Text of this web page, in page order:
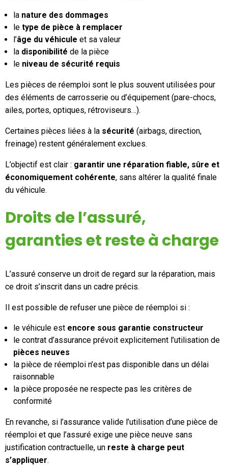
la nature des dommages
le type de pièce à remplacer
l’âge du véhicule et sa valeur
la disponibilité de la pièce
le niveau de sécurité requis
Les pièces de réemploi sont le plus souvent utilisées pour
des éléments de carrosserie ou d’équipement (pare-chocs,
ailes, portes, optiques, rétroviseurs…).
Certaines pièces liées à la sécurité (airbags, direction,
freinage) restent généralement exclues.
L’objectif est clair : garantir une réparation fiable, sûre et
économiquement cohérente, sans altérer la qualité finale
du véhicule.
Droits de l’assuré,
garanties et reste à charge
L’assuré conserve un droit de regard sur la réparation, mais
ce droit s’inscrit dans un cadre précis.
Il est possible de refuser une pièce de réemploi si :
le véhicule est encore sous garantie constructeur
le contrat d’assurance prévoit explicitement l’utilisation de
pièces neuves
la pièce de réemploi n’est pas disponible dans un délai
raisonnable
la pièce proposée ne respecte pas les critères de
conformité
En revanche, si l’assurance valide l’utilisation d’une pièce de
réemploi et que l’assuré exige une pièce neuve sans
justification contractuelle, un reste à charge peut
s’appliquer.